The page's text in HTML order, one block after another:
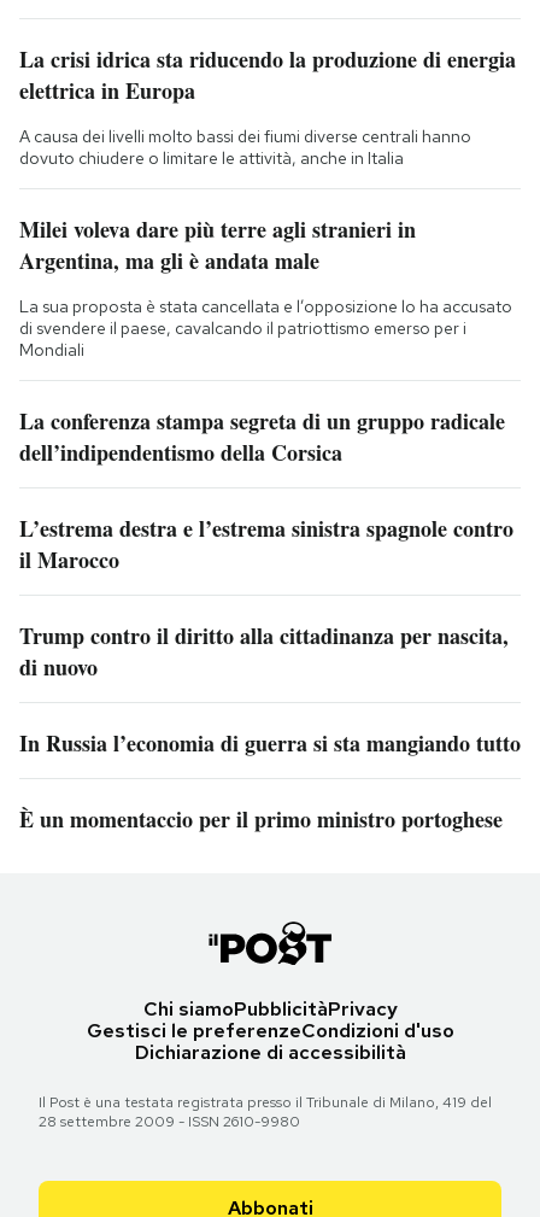
La crisi idrica sta riducendo la produzione di energia
elettrica in Europa
A causa dei livelli molto bassi dei fiumi diverse centrali hanno
dovuto chiudere o limitare le attività, anche in Italia
Milei voleva dare più terre agli stranieri in
Argentina, ma gli è andata male
La sua proposta è stata cancellata e l’opposizione lo ha accusato
di svendere il paese, cavalcando il patriottismo emerso per i
Mondiali
La conferenza stampa segreta di un gruppo radicale
dell’indipendentismo della Corsica
L’estrema destra e l’estrema sinistra spagnole contro
il Marocco
Trump contro il diritto alla cittadinanza per nascita,
di nuovo
In Russia l’economia di guerra si sta mangiando tutto
È un momentaccio per il primo ministro portoghese
Chi siamoPubblicitàPrivacy
Gestisci le preferenzeCondizioni d'uso
Dichiarazione di accessibilità
Il Post è una testata registrata presso il Tribunale di Milano, 419 del
28 settembre 2009 - ISSN 2610-9980
Abbonati